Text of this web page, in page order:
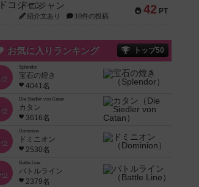
42 PT
ドコジャン
紹介文あり 10件の投稿
お気に入りランキング トップ50
位
Splendor
宝石の煌き
4041名
位
Die Siedler von Catan
カタン
3616名
位
Dominion
ドミニオン
2530名
位
Battle Line
バトルライン
2379名